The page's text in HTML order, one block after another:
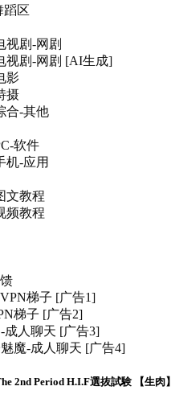
蹈区
视剧-网剧
视剧-网剧 [AI生成]
影
摄
合-其他
软件
机-应用
文教程
频教程
梯子 [广告1]
梯子 [广告2]
成人聊天 [广告3]
魔-成人聊天 [广告4]
2nd Period H.I.F選抜試験 【生肉】